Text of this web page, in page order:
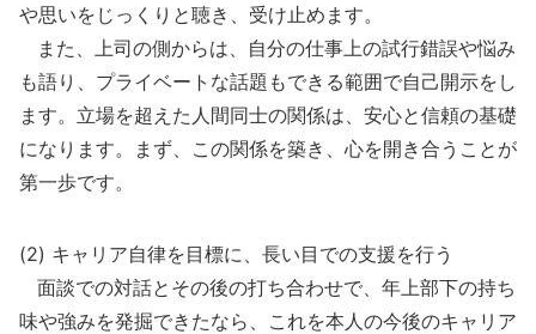
や思いをじっくりと聴き、受け止めます。
また、上司の側からは、自分の仕事上の試行錯誤や悩み
も語り、プライベートな話題もできる範囲で自己開示をし
ます。立場を超えた人間同士の関係は、安心と信頼の基礎
になります。まず、この関係を築き、心を開き合うことが
第一歩です。
(2) キャリア自律を目標に、長い目での支援を行う
面談での対話とその後の打ち合わせで、年上部下の持ち
味や強みを発掘できたなら、これを本人の今後のキャリア